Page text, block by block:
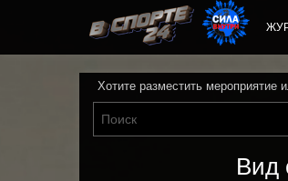
Хотите разместить мероприятие
Вид